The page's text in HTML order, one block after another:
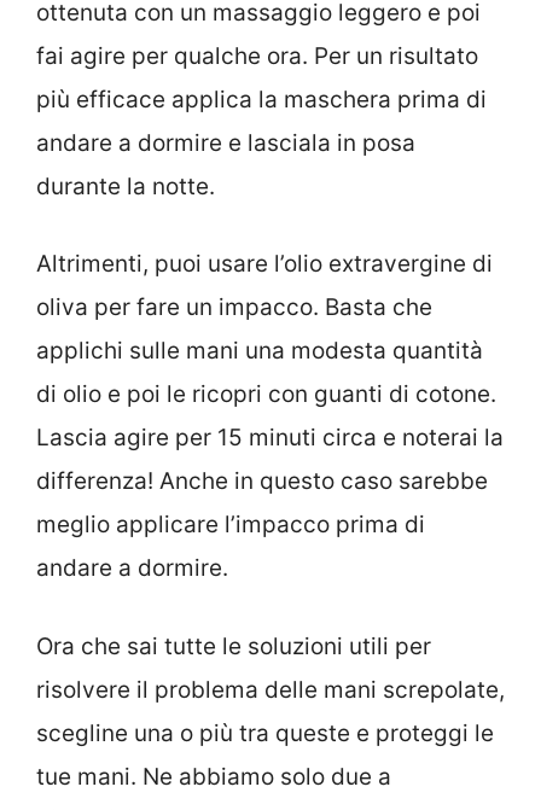
ottenuta con un massaggio leggero e poi
fai agire per qualche ora. Per un risultato
più efficace applica la maschera prima di
andare a dormire e lasciala in posa
durante la notte.
Altrimenti, puoi usare l’olio extravergine di
oliva per fare un impacco. Basta che
applichi sulle mani una modesta quantità
di olio e poi le ricopri con guanti di cotone.
Lascia agire per 15 minuti circa e noterai la
differenza! Anche in questo caso sarebbe
meglio applicare l’impacco prima di
andare a dormire.
Ora che sai tutte le soluzioni utili per
risolvere il problema delle mani screpolate,
scegline una o più tra queste e proteggi le
tue mani. Ne abbiamo solo due a